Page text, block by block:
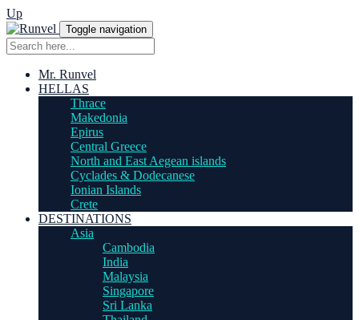
Up
Toggle navigation
Mr. Runvel
HELLAS
Thrace
Makedonia
Epirus
Central Greece
North and East Aegean islands
Cyclades & Dodecanese
Ionian Islands
Crete
DESTINATIONS
Asia
Cambodia
India
Malaysia
Singapore
Sri Lanka